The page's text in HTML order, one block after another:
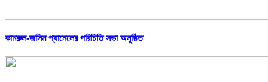
কামরুল-জসিম প্যানেলের পরিচিতি সভা অনুষ্ঠিত